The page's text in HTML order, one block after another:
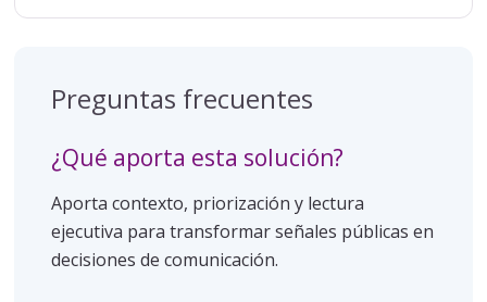
Preguntas frecuentes
¿Qué aporta esta solución?
Aporta contexto, priorización y lectura
ejecutiva para transformar señales públicas en
decisiones de comunicación.